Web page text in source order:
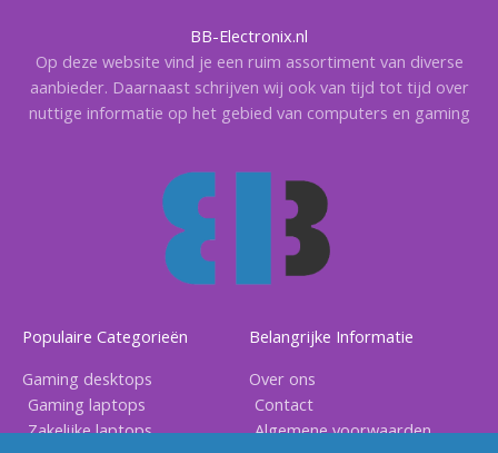
BB-Electronix.nl
Op deze website vind je een ruim assortiment van diverse
aanbieder. Daarnaast schrijven wij ook van tijd tot tijd over
nuttige informatie op het gebied van computers en gaming
Populaire Categorieën
Gaming desktops
Gaming laptops
Zakelijke laptops
Belangrijke Informatie
Over ons
Contact
Algemene voorwaarden